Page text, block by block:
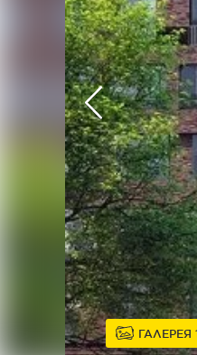
ГАЛЕРЕЯ